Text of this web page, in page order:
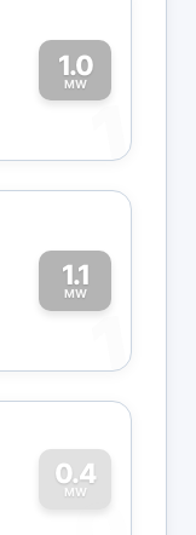
1.0
MW
1
1.1
MW
1
0.4
MW